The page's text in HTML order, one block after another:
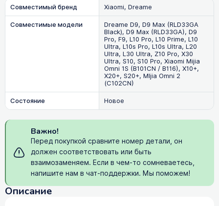
Совместимый бренд
Xiaomi, Dreame
Совместимые модели
Dreame D9, D9 Max (RLD33GA
Black), D9 Max (RLD33GA), D9
Pro, F9, L10 Pro, L10 Prime, L10
Ultra, L10s Pro, L10s Ultra, L20
Ultra, L30 Ultra, Z10 Pro, X30
Ultra, S10, S10 Pro, Xiaomi Mijia
Omni 1S (B101CN / B116), X10+,
X20+, S20+, MIjia Omni 2
(C102CN)
Состояние
Новое
Важно!
Перед покупкой сравните номер детали, он
должен соответствовать или быть
взаимозаменяем. Если в чем-то сомневаетесь,
напишите нам в чат-поддержки. Мы поможем!
Описание